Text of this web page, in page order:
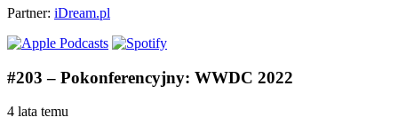
Partner: iDream.pl
#203 – Pokonferencyjny: WWDC 2022
4 lata temu